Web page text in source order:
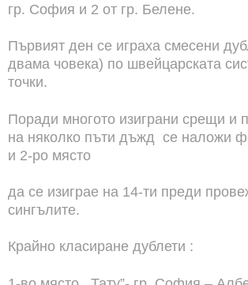
гр. София и 2 от гр. Белене.
Първият ден се играха смесени
двама човека) по швейцарската
точки.
Поради многото изиграни срещи и
на няколко пъти дъжд се наложи
и 2-ро място
да се изиграе на 14-ти преди
сингълите.
Крайно класиране дублети :